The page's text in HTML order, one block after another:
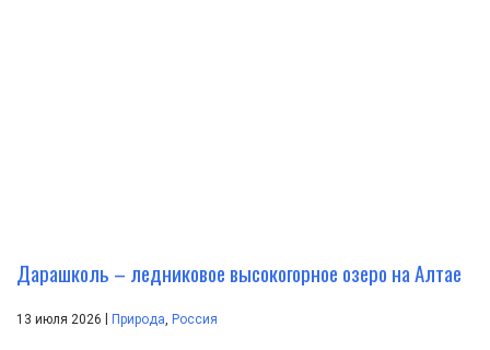
Дарашколь – ледниковое высокогорное озеро на Алтае
13 июля 2026 Природа, Россия